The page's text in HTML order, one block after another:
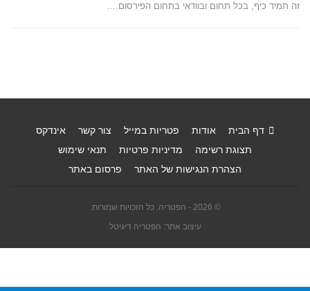
זה תמיד כיף, בכל תחום ובוודאי בתחום הפירסום.…
דף הבית אודות פטריות במייל צור קשר
אינדקס
תצוגת רשימה
מדיניות פרטיות
תנאי שימוש
הצהרת הנגישות של האתר
פרסום באתר
© 2026 - הפטריה. כל הזכויות שמורות.
עיצוב אתר: הפטריה דיגיטל